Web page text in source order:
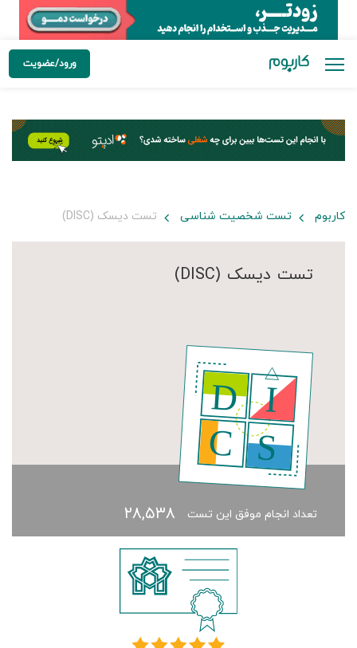
ورود/عضویت
کاربوم تست شخصیت شناسی تست دیسک (DISC)
تست دیسک (DISC)
تعداد انجام موفق این تست ۲۸,۵۳۸